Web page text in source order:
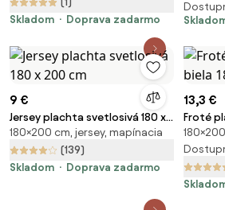
Skladom
Doprava zadarmo
sivá
9 €
Jersey plachta svetlosivá 180 x
200 cm
180×200 cm, jersey, mapínacia
(139)
Skladom
Doprava zadarmo
13,3 €
Froté